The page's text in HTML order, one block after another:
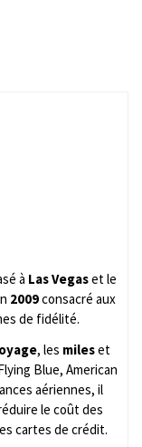
à Las Vegaset le
2009consacré aux
de fidélité.
, les mileset
Blue, American
aériennes, il
le coût des
cartes de crédit.